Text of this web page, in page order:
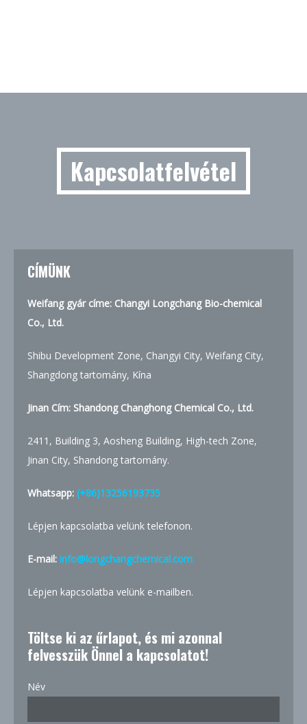
Kapcsolatfelvétel
CÍMÜNK
Weifang gyár címe: Changyi Longchang Bio-chemical
Co., Ltd.
Shibu Development Zone, Changyi City, Weifang City,
Shangdong tartomány, Kína
Jinan Cím: Shandong Changhong Chemical Co., Ltd.
2411, Building 3, Aosheng Building, High-tech Zone,
Jinan City, Shandong tartomány.
Whatsapp: (+86)13256193735
Lépjen kapcsolatba velünk telefonon.
E-mail: info@longchangchemical.com
Lépjen kapcsolatba velünk e-mailben.
Töltse ki az űrlapot, és mi azonnal
felvesszük Önnel a kapcsolatot!
Név